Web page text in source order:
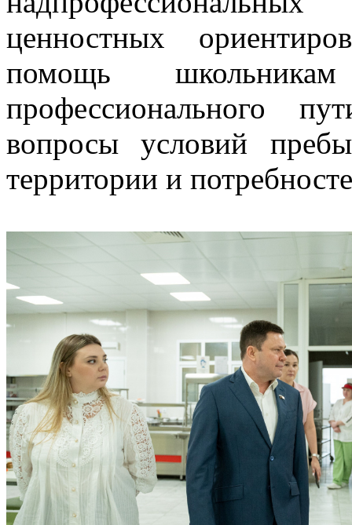
ценностных
помощь
профессионального
вопросы условий
территории и